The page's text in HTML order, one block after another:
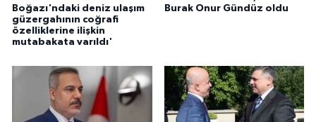
Boğazı'ndaki deniz ulaşım
güzergahının coğrafi
özelliklerine ilişkin
mutabakata varıldı'
Burak Onur Gündüz oldu